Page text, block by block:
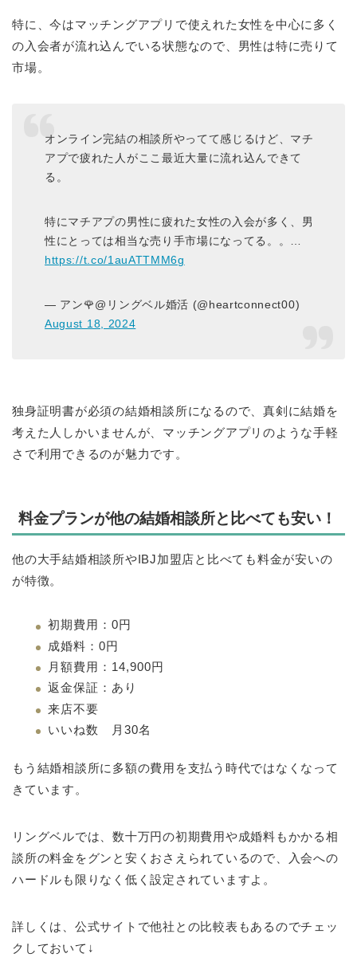
特に、今はマッチングアプリで使えれた女性を中心に多く
の入会者が流れ込んでいる状態なので、男性は特に売りて
市場。
オンライン完結の相談所やってて感じるけど、マチ
アプで疲れた人がここ最近大量に流れ込んできて
る。
特にマチアプの男性に疲れた女性の入会が多く、男
性にとっては相当な売り手市場になってる。。…
https://t.co/1auATTMM6g
— アン🌹@リングベル婚活 (@heartconnect00)
August 18, 2024
独身証明書が必須の結婚相談所になるので、真剣に結婚を
考えた人しかいませんが、マッチングアプリのような手軽
さで利用できるのが魅力です。
料金プランが他の結婚相談所と比べても安い！
他の大手結婚相談所やIBJ加盟店と比べても料金が安いの
が特徴。
初期費用：0円
成婚料：0円
月額費用：14,900円
返金保証：あり
来店不要
いいね数 月30名
もう結婚相談所に多額の費用を支払う時代ではなくなって
きています。
リングベルでは、数十万円の初期費用や成婚料もかかる相
談所の料金をグンと安くおさえられているので、入会への
ハードルも限りなく低く設定されていますよ。
詳しくは、公式サイトで他社との比較表もあるのでチェッ
クしておいて↓